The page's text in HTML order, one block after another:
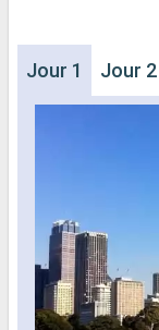
Jour 1 Jour 2